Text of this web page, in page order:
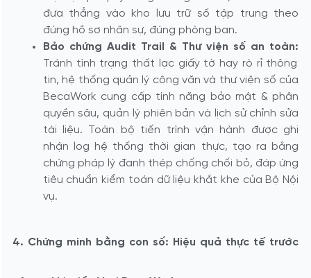
đưa thẳng vào kho lưu trữ số tập trung theo
đúng hồ sơ nhân sự, đúng phòng ban.
Bảo chứng Audit Trail & Thư viện số an toàn:
Tránh tình trạng thất lạc giấy tờ hay rò rỉ thông
tin, hệ thống quản lý công văn và thư viện số của
BecaWork cung cấp tính năng bảo mật & phân
quyền sâu, quản lý phiên bản và lịch sử chỉnh sửa
tài liệu. Toàn bộ tiến trình vận hành được ghi
nhận log hệ thống thời gian thực, tạo ra bằng
chứng pháp lý đanh thép chống chối bỏ, đáp ứng
tiêu chuẩn kiểm toán dữ liệu khắt khe của Bộ Nội
vụ.
4. Chứng minh bằng con số: Hiệu quả thực tế trước